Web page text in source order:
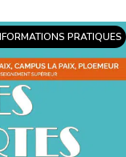
PRATIQUES